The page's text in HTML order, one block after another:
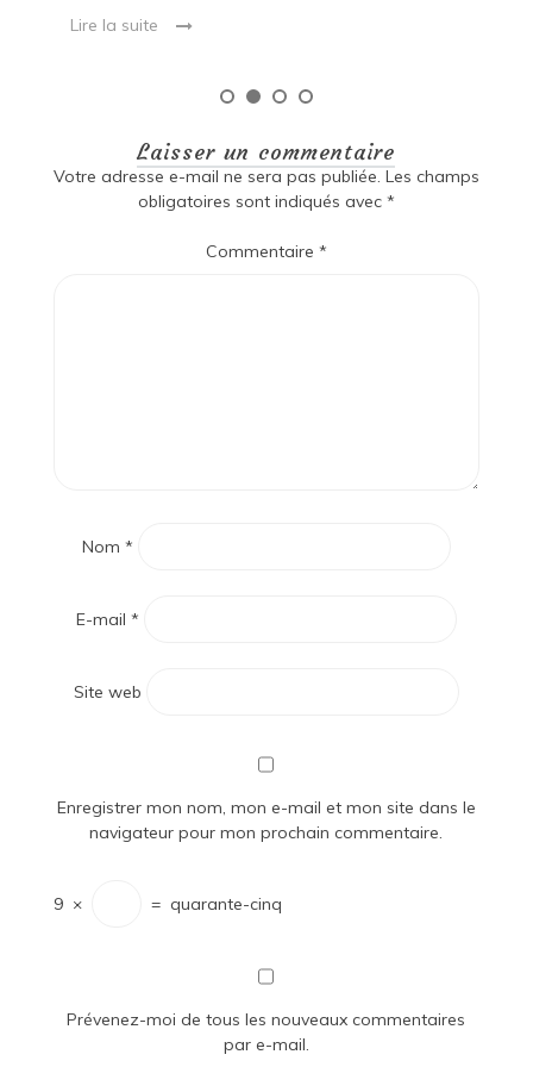
Laisser un commentaire
Votre adresse e-mail ne sera pas publiée. Les champs
obligatoires sont indiqués avec *
Commentaire *
Nom *
E-mail *
Site web
Enregistrer mon nom, mon e-mail et mon site dans le
navigateur pour mon prochain commentaire.
9 × = quarante-cinq
Prévenez-moi de tous les nouveaux commentaires
par e-mail.